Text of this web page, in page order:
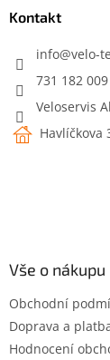
Kontakt
info@velo-
731 182 009
Veloservis
Havlíčkova
Vše o nákupu
Obchodní
Doprava a
Hodnocení